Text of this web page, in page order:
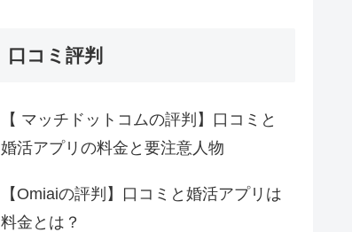
口コミ評判
【 マッチドットコムの評判】口コミと
婚活アプリの料金と要注意人物
【Omiaiの評判】口コミと婚活アプリは
料金とは？